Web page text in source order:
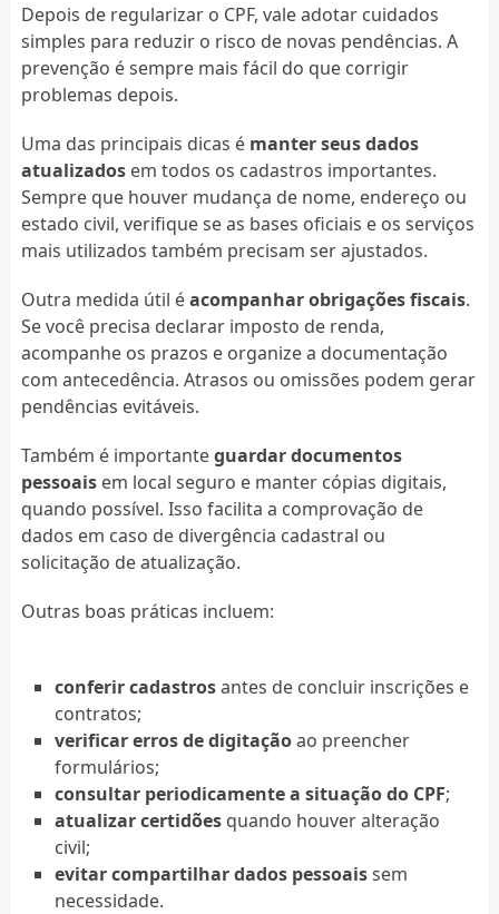
Depois de regularizar o CPF, vale adotar cuidados
simples para reduzir o risco de novas pendências. A
prevenção é sempre mais fácil do que corrigir
problemas depois.
Uma das principais dicas é manter seus dados
atualizadosem todos os cadastros importantes.
Sempre que houver mudança de nome, endereço ou
estado civil, verifique se as bases oficiais e os serviços
mais utilizados também precisam ser ajustados.
Outra medida útil éacompanhar obrigações fiscais.
Se você precisa declarar imposto de renda,
acompanhe os prazos e organize a documentação
com antecedência. Atrasos ou omissões podem gerar
pendências evitáveis.
Também é importanteguardar documentos
pessoaisem local seguro e manter cópias digitais,
quando possível. Isso facilita a comprovação de
dados em caso de divergência cadastral ou
solicitação de atualização.
Outras boas práticas incluem:
conferir cadastrosantes de concluir inscrições e
contratos;
verificar erros de digitaçãoao preencher
formulários;
consultar periodicamente a situação do CPF;
atualizar certidõesquando houver alteração
civil;
evitar compartilhar dados pessoaissem
necessidade.